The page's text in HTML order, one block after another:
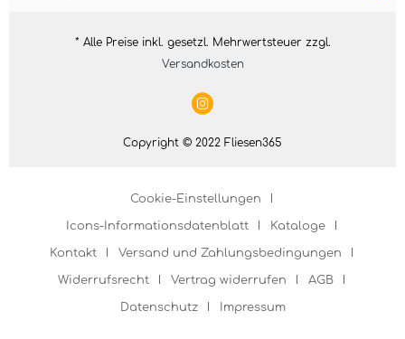
* Alle Preise inkl. gesetzl. Mehrwertsteuer zzgl.
Versandkosten
Copyright © 2022 Fliesen365
Cookie-Einstellungen
Icons-Informationsdatenblatt Kataloge
Kontakt Versand und Zahlungsbedingungen
Widerrufsrecht Vertrag widerrufen AGB
Datenschutz Impressum